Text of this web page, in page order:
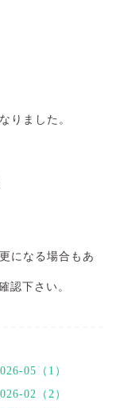
りました。
になる場合もあ
認下さい。
05（1）
02（2）